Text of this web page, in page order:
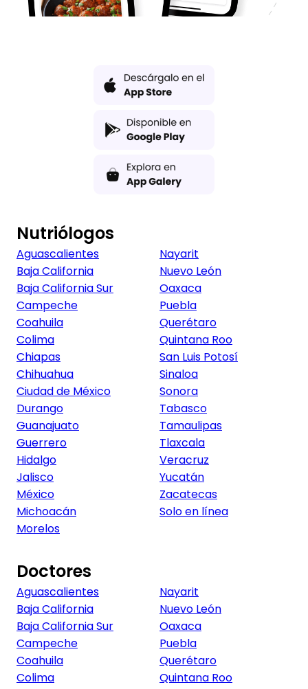
Nutriólogos
Aguascalientes
Baja California
Baja California Sur
Campeche
Coahuila
Colima
Chiapas
Chihuahua
Ciudad de México
Durango
Guanajuato
Guerrero
Hidalgo
Jalisco
México
Michoacán
Morelos
Nayarit
Nuevo León
Oaxaca
Puebla
Querétaro
Quintana Roo
San Luis Potosí
Sinaloa
Sonora
Tabasco
Tamaulipas
Tlaxcala
Veracruz
Yucatán
Zacatecas
Solo en línea
Doctores
Aguascalientes
Baja California
Baja California Sur
Campeche
Coahuila
Colima
Nayarit
Nuevo León
Oaxaca
Puebla
Querétaro
Quintana Roo